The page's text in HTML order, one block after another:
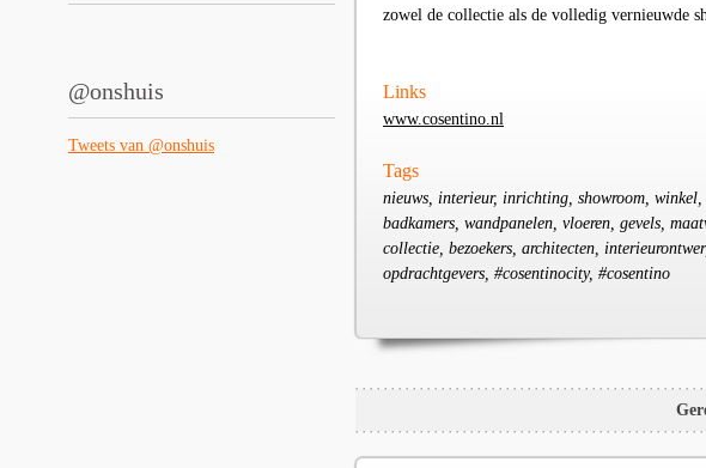
@onshuis
Tweets van @onshuis
zowel de collectie als de volledig vernieuwde
Links
www.cosentino.nl
Tags
nieuws, interieur, inrichting, showroom,
badkamers, wandpanelen, vloeren, gevels,
collectie, bezoekers, architecten,
opdrachtgevers, #cosentinocity, #cosentino